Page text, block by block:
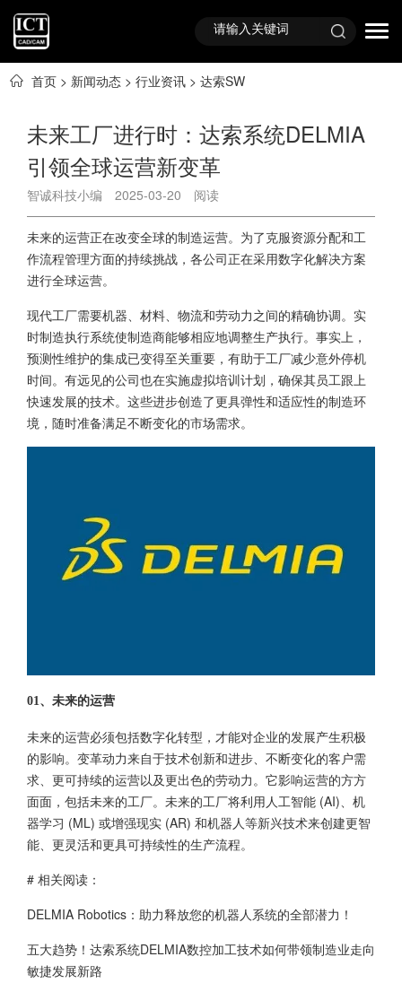
首页 > 新闻动态 > 行业资讯 > 达索SW
未来工厂进行时：达索系统DELMIA
引领全球运营新变革
智诚科技小编 2025-03-20 阅读
未来的运营正在改变全球的制造运营。为了克服资源分配和工
作流程管理方面的持续挑战，各公司正在采用数字化解决方案
进行全球运营。
现代工厂需要机器、材料、物流和劳动力之间的精确协调。实
时制造执行系统使制造商能够相应地调整生产执行。事实上，
预测性维护的集成已变得至关重要，有助于工厂减少意外停机
时间。有远见的公司也在实施虚拟培训计划，确保其员工跟上
快速发展的技术。这些进步创造了更具弹性和适应性的制造环
境，随时准备满足不断变化的市场需求。
01、未来的运营
未来的运营必须包括数字化转型，才能对企业的发展产生积极
的影响。变革动力来自于技术创新和进步、不断变化的客户需
求、更可持续的运营以及更出色的劳动力。它影响运营的方方
面面，包括未来的工厂。未来的工厂将利用人工智能 (AI)、机
器学习 (ML) 或增强现实 (AR) 和机器人等新兴技术来创建更智
能、更灵活和更具可持续性的生产流程。
# 相关阅读：
DELMIA Robotics：助力释放您的机器人系统的全部潜力！
五大趋势！达索系统DELMIA数控加工技术如何带领制造业走向
敏捷发展新路